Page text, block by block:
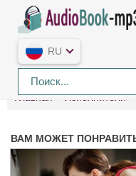
RU
Главная Исполнители